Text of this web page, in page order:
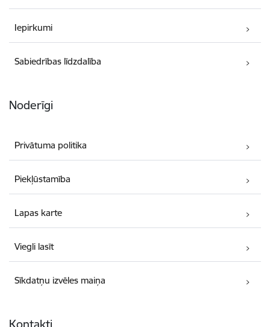
Iepirkumi
Sabiedrības līdzdalība
Noderīgi
Privātuma politika
Piekļūstamība
Lapas karte
Viegli lasīt
Sīkdatņu izvēles maiņa
Kontakti